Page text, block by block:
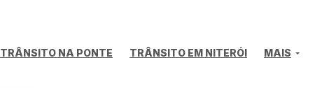
TRÂNSITO NA PONTE TRÂNSITO EM NITERÓI MAIS